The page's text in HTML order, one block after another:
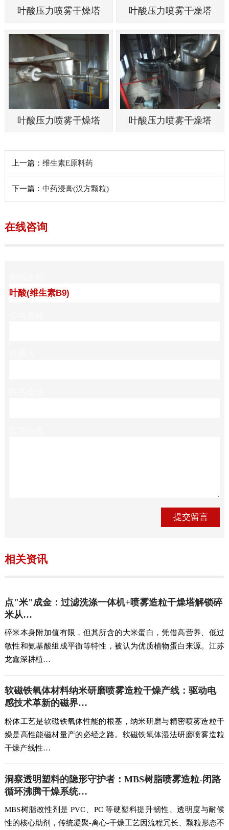
叶酸压力喷雾干燥塔 叶酸压力喷雾干燥塔
叶酸压力喷雾干燥塔 叶酸压力喷雾干燥塔
上一篇： 维生素E原料药
下一篇： 中药浸膏(汉方颗粒)
在线咨询
相关资讯
点"米"成金：过滤洗涤一体机+喷雾造粒干燥塔解锁碎
米从…
碎米本身附加值有限，但其所含的大米蛋白，凭借高营养、低过
敏性和氨基酸组成平衡等特性，被认为优质植物蛋白来源。江苏
龙鑫深耕植…
软磁铁氧体材料纳米研磨喷雾造粒干燥产线：驱动电
感技术革新的磁界…
粉体工艺是软磁铁氧体性能的根基，纳米研磨与精密喷雾造粒干
燥是高性能磁材量产的必经之路。软磁铁氧体湿法研磨喷雾造粒
干燥产线性…
洞察透明塑料的隐形守护者：MBS树脂喷雾造粒-闭路
循环沸腾干燥系统…
MBS树脂改性剂是 PVC、PC 等硬塑料提升韧性、透明度与耐候
性的核心助剂，传统凝聚-离心-干燥工艺因流程冗长、颗粒形态不